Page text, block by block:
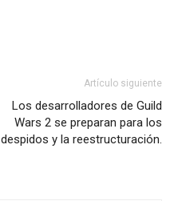
Artículo siguiente
Los desarrolladores de Guild
Wars 2 se preparan para los
despidos y la reestructuración.